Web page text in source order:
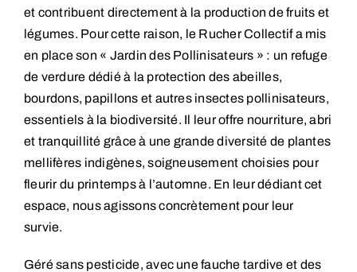
et contribuent directement à la production de fruits et
légumes. Pour cette raison, le Rucher Collectif a mis
en place son « Jardin des Pollinisateurs » : un refuge
de verdure dédié à la protection des abeilles,
bourdons, papillons et autres insectes pollinisateurs,
essentiels à la biodiversité. Il leur offre nourriture, abri
et tranquillité grâce à une grande diversité de plantes
mellifères indigènes, soigneusement choisies pour
fleurir du printemps à l’automne. En leur dédiant cet
espace, nous agissons concrètement pour leur
survie.
Géré sans pesticide, avec une fauche tardive et des